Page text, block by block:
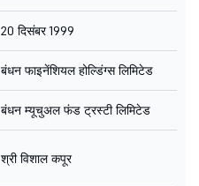
20 दिसंबर 1999
बंधन फाइनेंशियल होल्डिंग्स लिमिटेड
बंधन म्यूचुअल फंड ट्रस्टी लिमिटेड
श्री विशाल कपूर